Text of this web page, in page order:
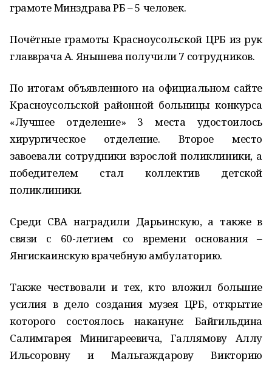
грамоте Минздрава РБ – 5 человек.
Почётные грамоты Красноусольской ЦРБ из рук
главврача А. Янышева получили 7 сотрудников.
По итогам объявленного на официальном сайте
Красноусольской районной больницы конкурса
«Лучшее отделение» 3 места удостоилось
хирургическое отделение. Второе место
завоевали сотрудники взрослой поликлиники, а
победителем стал коллектив детской
поликлиники.
Среди СВА наградили Дарьинскую, а также в
связи с 60-летием со времени основания –
Янгискаинскую врачебную амбулаторию.
Также чествовали и тех, кто вложил большие
усилия в дело создания музея ЦРБ, открытие
которого состоялось накануне: Байгильдина
Салимгарея Минигареевича, Галлямову Аллу
Ильсоровну и Мальгаждарову Викторию